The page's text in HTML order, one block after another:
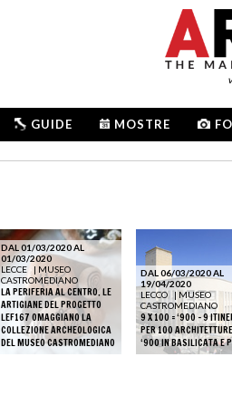
GUIDE MOSTRE
DAL 01/03/2020 AL
01/03/2020
LECCE
| MUSEO
CASTROMEDIANO
LA PERIFERIA AL CENTRO. LE
ARTIGIANE DEL PROGETTO
LEF167 OMAGGIANO LA
COLLEZIONE ARCHEOLOGICA
DEL MUSEO CASTROMEDIANO
DAL 06/03/2020 AL
19/04/2020
LECCO
| MUSEO
CASTROMEDIANO
9 X 100 = ‘900 - 9
PER 100
‘900 IN BASILICATA E